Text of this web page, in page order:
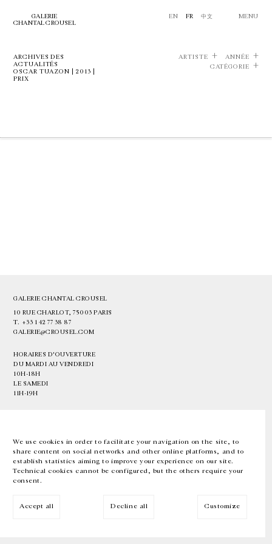
We use cookies in order to facilitate your navigation on the site, to
share content on social networks and other online platforms, and to
establish statistics aiming to improve your experience on our site.
Technical cookies cannot be configured, but the others require your
consent.
Accept all Decline all Customize
GALERIE
CHANTAL CROUSEL
EN FR 中文 MENU
ARCHIVES DES
ACTUALITÉS
OSCAR TUAZON | 2013 |
PRIX
ARTISTE
ANNÉE
CATÉGORIE
GALERIE CHANTAL CROUSEL
10 RUE CHARLOT, 75003 PARIS
T. +33 1 42 77 38 87
GALERIE@CROUSEL.COM
HORAIRES D'OUVERTURE
DU MARDI AU VENDREDI
10H-18H
LE SAMEDI
11H-19H
EN FR 中文 Facebook Instagram
Inscrivez-vous à notre newsletter